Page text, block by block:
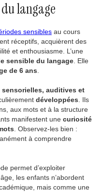
langage
sensibles au cours
réceptifs, acquièrent des
et enthousiasme. L’une
sensible du langage . Elle
de 6 ans
sensorielles, auditives et
développées . Ils
aux mots et à la structure
manifestent une curiosité
. Observez-les bien :
à comprendre
permet d’exploiter
les enfants n’abordent
mais comme une